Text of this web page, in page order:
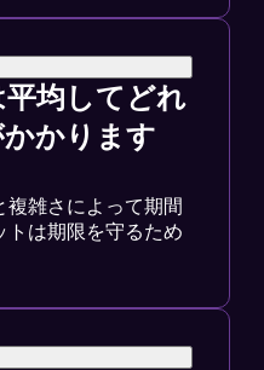
均してどれ
かります
複雑さによって期間
トは期限を守るため